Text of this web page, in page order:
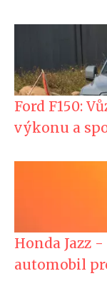
Ford F150:
výkonu a
Honda Jazz
automobil